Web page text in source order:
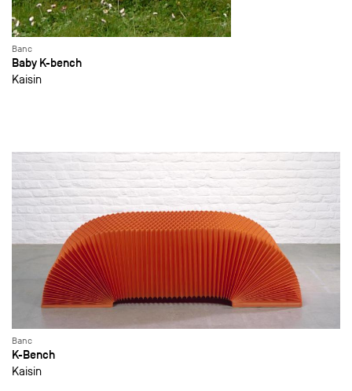
Banc
Baby K-bench
Kaisin
Banc
K-Bench
Kaisin